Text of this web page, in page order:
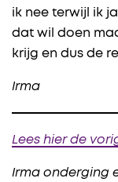
ik nee terwijl ik
dat wil doen
krijg en dus de
Irma
Lees hier de
Irma onderging